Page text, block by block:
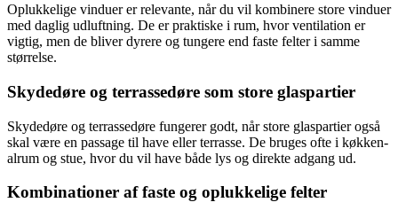
Oplukkelige vinduer er relevante, når du vil kombinere store vinduer
med daglig udluftning. De er praktiske i rum, hvor ventilation er
vigtig, men de bliver dyrere og tungere end faste felter i samme
størrelse.
Skydedøre og terrassedøre som store glaspartier
Skydedøre og terrassedøre fungerer godt, når store glaspartier også
skal være en passage til have eller terrasse. De bruges ofte i køkken-
alrum og stue, hvor du vil have både lys og direkte adgang ud.
Kombinationer af faste og oplukkelige felter